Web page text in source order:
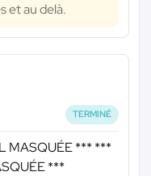
et au delà.
TERMINÉ
MASQUÉE *** ***
***